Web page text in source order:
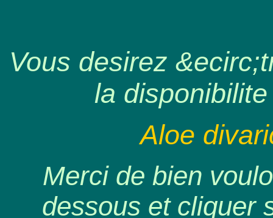
Vous desirez
la
Aloe
Merci de bien
dessous et cliquer